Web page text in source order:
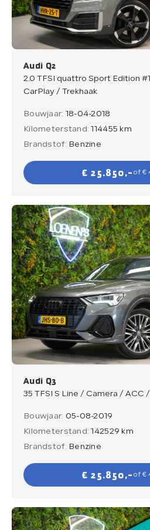
Verkocht
Contact
Direct contact
Direct contact
+31 6 23892532
Adres
De Groendijck 43
3466 NJ Waarder
Audi Q2
2.0 TFSI quattro Sport Edition
CarPlay / Trekhaak
Bouwjaar: 18-04-2018
Kilometerstand:114455 km
Brandstof: Benzine
€ 25.850,- of €
Audi Q3
35 TFSI S Line / Camera / ACC
Bouwjaar: 05-08-2019
Kilometerstand:142529 km
Brandstof: Benzine
€ 25.850,- of €